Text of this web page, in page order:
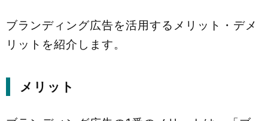
ブランディング広告を活用するメリット・デメ
リットを紹介します。
メリット